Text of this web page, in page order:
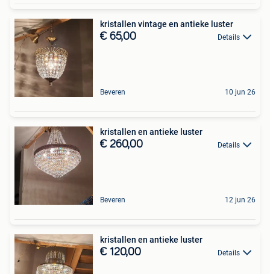
kristallen vintage en antieke luster
€ 65,00 Details
Beveren 10 jun 26
kristallen en antieke luster
€ 260,00 Details
Beveren 12 jun 26
kristallen en antieke luster
€ 120,00 Details